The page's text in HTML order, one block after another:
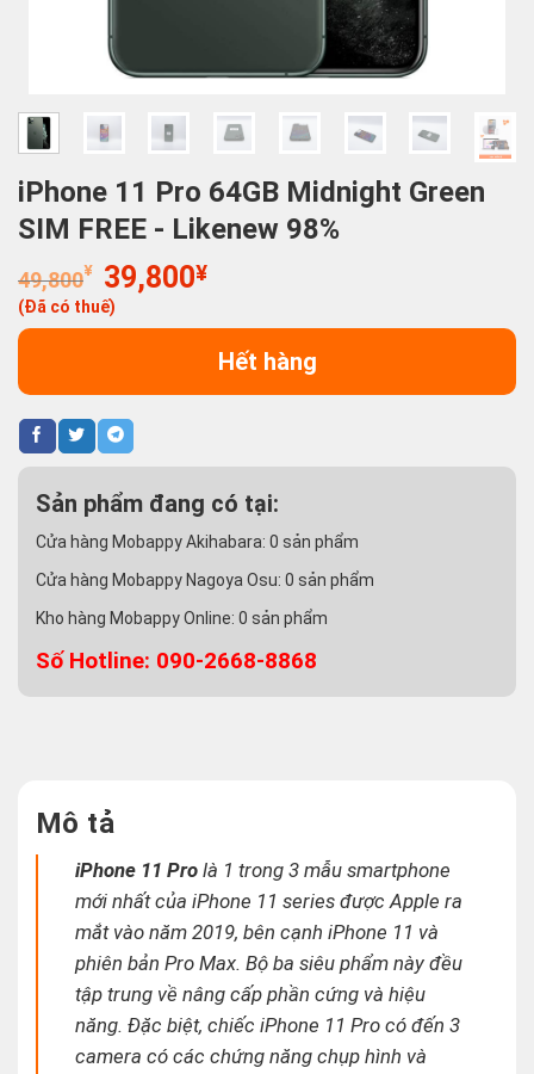
iPhone 11 Pro 64GB Midnight Green
SIM FREE - Likenew 98%
49,800¥
Giá
gốc
là:
39,800¥Giá
tại
là:
39,800¥.
(Đã có thuế)
Hết hàng
Sản phẩm đang có tại:
Cửa hàng Mobappy Akihabara: 0 sản phẩm
Cửa hàng Mobappy Nagoya Osu: 0 sản phẩm
Kho hàng Mobappy Online: 0 sản phẩm
Số Hotline: 090-2668-8868
Mô tả
iPhone 11 Pro là 1 trong 3 mẫu smartphone
mới nhất của iPhone 11 series được Apple ra
mắt vào năm 2019, bên cạnh iPhone 11 và
phiên bản Pro Max. Bộ ba siêu phẩm này đều
tập trung về nâng cấp phần cứng và hiệu
năng. Đặc biệt, chiếc iPhone 11 Pro có đến 3
camera có các chứng năng chụp hình và